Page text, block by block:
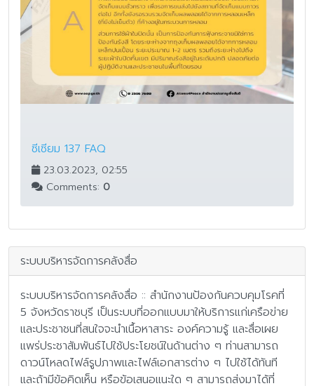
ซีเซียม 137 FAQ
23.03.2023, 02:55
Comments: 0
ระบบบริหารจัดการคลังสื่อ
ระบบบริหารจัดการคลังสื่อ :: สำนักงานป้องกันควบคุมโรคที่
5 จังหวัดราชบุรี เป็นระบบที่ออกแบบมาให้บริการแก่เครือข่าย
และประชาชนที่สนใจจะนำเนื้อหาสาระ องค์ความรู้ และสื่อเผย
แพร่ประชาสัมพันธ์ไปใช้ประโยชน์ในด้านต่าง ๆ ท่านสามารถ
ดาวน์โหลดไฟล์รูปภาพและไฟล์เอกสารต่าง ๆ ไปใช้ได้ทันที
และถ้ามีข้อคิดเห็น หรือข้อเสนอแนะใด ๆ สามารถส่งมาได้ที่